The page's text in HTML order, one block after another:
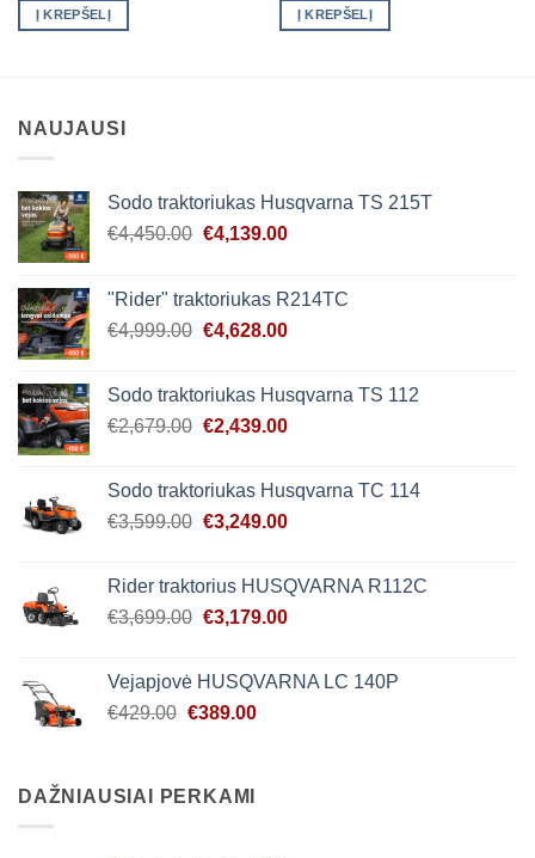
Į KREPŠELĮ Į KREPŠELĮ
NAUJAUSI
Sodo traktoriukas Husqvarna TS 215T
€4,450.00 Original
€4,450.00.
€4,139.00Current
€4,139.00.
"Rider" traktoriukas R214TC
€4,999.00 Original
€4,999.00.
€4,628.00Current
€4,628.00.
Sodo traktoriukas Husqvarna TS 112
€2,679.00 Original
€2,679.00.
€2,439.00Current
€2,439.00.
Sodo traktoriukas Husqvarna TC 114
€3,599.00 Original
€3,599.00.
€3,249.00Current
€3,249.00.
Rider traktorius HUSQVARNA R112C
€3,699.00 Original
€3,699.00.
€3,179.00Current
€3,179.00.
Vejapjovė HUSQVARNA LC 140P
€429.00 Original
€429.00.
€389.00Current
DAŽNIAUSIAI PERKAMI